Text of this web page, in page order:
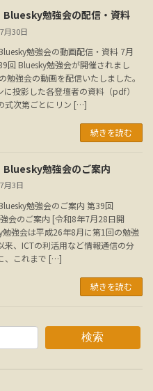
勉強会の配信・資料
月30日
勉強会の動画配信・資料 7月
回 Bluesky勉強会が開催されまし
勉強会の動画を配信いたしました。
に投影した各登壇者の資料（pdf）
式次第ごとにリン […]
続きを読む
勉強会のご案内
月3日
勉強会のご案内 第39回
会のご案内 [令和8年7月28日開
勉強会は平成26年8月に第1回の勉強
来、ICTの利活用など情報通信の分
、これまで […]
続きを読む
検索